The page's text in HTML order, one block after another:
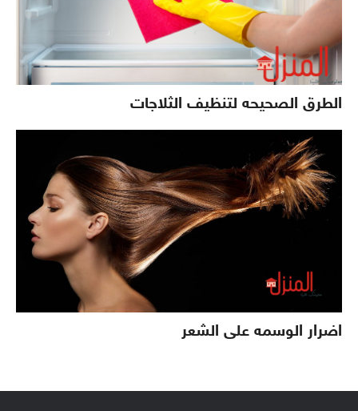
الطرق الصحيحه لتنظيف الثلاجات
اضرار الوسمه على الشعر